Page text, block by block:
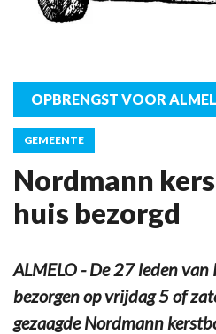
OPBRENGST VOOR
GEMEENTE
Nordmann
huis bezorgd
ALMELO - De 27 leden
bezorgen op vrijdag 5 of
gezaagde Nordmann